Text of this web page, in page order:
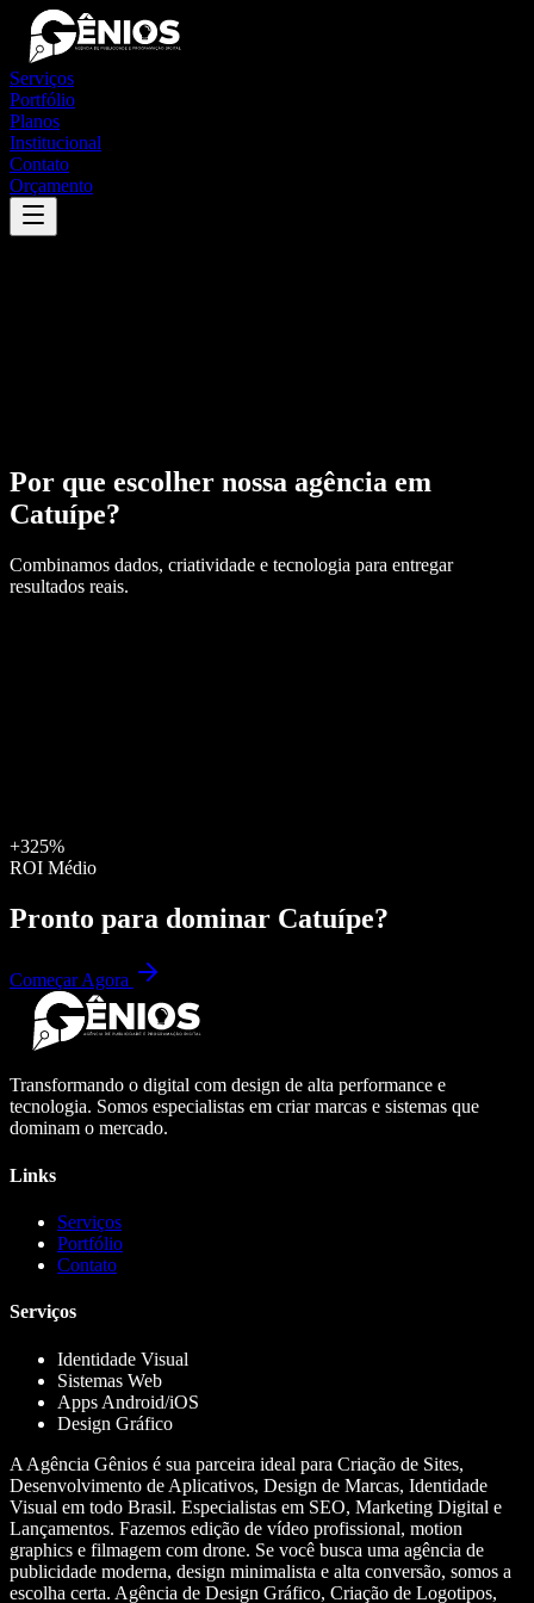
Serviços
Portfólio
Planos
Institucional
Contato
Orçamento
Por que escolher nossa agência em
Catuípe?
Combinamos dados, criatividade e tecnologia para entregar
resultados reais.
+325%
ROI Médio
Pronto para dominar Catuípe?
Começar Agora
Transformando o digital com design de alta performance e
tecnologia. Somos especialistas em criar marcas e sistemas que
dominam o mercado.
Links
Serviços
Portfólio
Contato
Serviços
Identidade Visual
Sistemas Web
Apps Android/iOS
Design Gráfico
A Agência Gênios é sua parceira ideal para Criação de Sites,
Desenvolvimento de Aplicativos, Design de Marcas, Identidade
Visual em todo Brasil. Especialistas em SEO, Marketing Digital e
Lançamentos. Fazemos edição de vídeo profissional, motion
graphics e filmagem com drone. Se você busca uma agência de
publicidade moderna, design minimalista e alta conversão, somos a
escolha certa. Agência de Design Gráfico, Criação de Logotipos,